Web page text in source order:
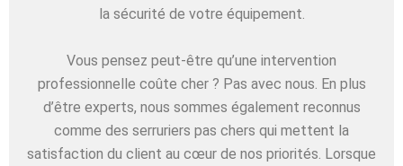
la sécurité de votre équipement.
Vous pensez peut-être qu’une intervention
professionnelle coûte cher ? Pas avec nous. En plus
d’être experts, nous sommes également reconnus
comme des serruriers pas chers qui mettent la
satisfaction du client au cœur de nos priorités. Lorsque